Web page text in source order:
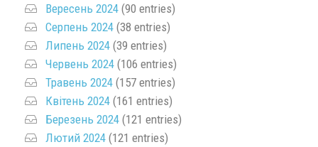
Вересень 2024 (90 entries)
Серпень 2024 (38 entries)
Липень 2024 (39 entries)
Червень 2024 (106 entries)
Травень 2024 (157 entries)
Квітень 2024 (161 entries)
Березень 2024 (121 entries)
Лютий 2024 (121 entries)